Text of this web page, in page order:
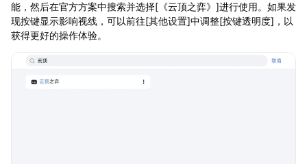
能，然后在官方方案中搜索并选择[《云顶之弈》]进行使用。如果发
现按键显示影响视线，可以前往[其他设置]中调整[按键透明度]，以
获得更好的操作体验。